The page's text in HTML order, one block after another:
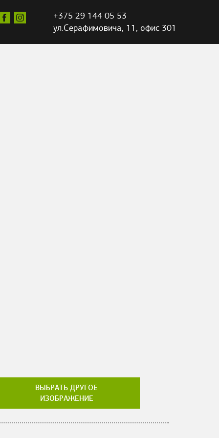
+375 29 144 05 53
ул.Серафимовича, 11, офис 301
ВЫБРАТЬ ДРУГОЕ
ИЗОБРАЖЕНИЕ